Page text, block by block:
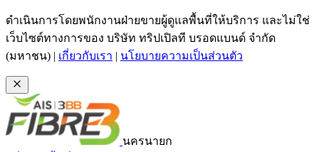
ข้ามไปเนื้อหาหลัก
ดำเนินการโดยพนักงานฝ่ายขายผู้ดูแลพื้นที่ให้บริการ และไม่ใช่
เว็บไซต์ทางการของ บริษัท ทริปเปิลที บรอดแบนด์ จำกัด
(มหาชน) | เกี่ยวกับเรา | นโยบายความเป็นส่วนตัว
นครนายก